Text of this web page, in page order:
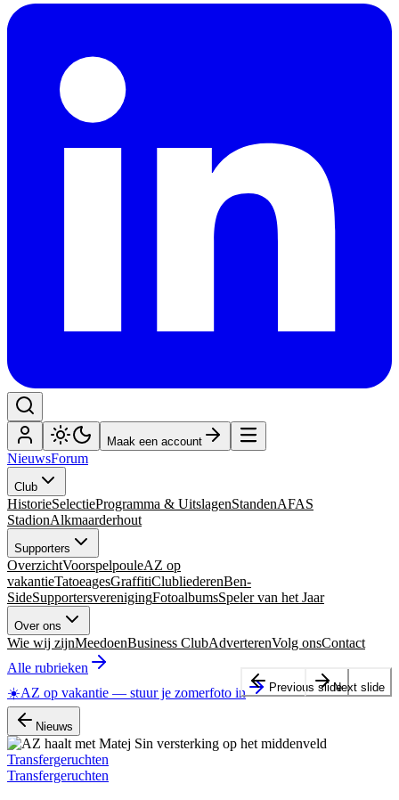
Maak een account
NieuwsForum
Club
HistorieSelectieProgramma & UitslagenStandenAFAS
StadionAlkmaarderhout
Supporters
OverzichtVoorspelpouleAZ op
vakantieTatoeagesGraffitiClubliederenBen-
SideSupportersverenigingFotoalbumsSpeler van het Jaar
Over ons
Wie wij zijnMeedoenBusiness ClubAdverterenVolg onsContact
Alle rubrieken
☀️AZ op vakantie — stuur je zomerfoto in
Nieuws
Transfergeruchten
Transfergeruchten
Previous slideNext slide